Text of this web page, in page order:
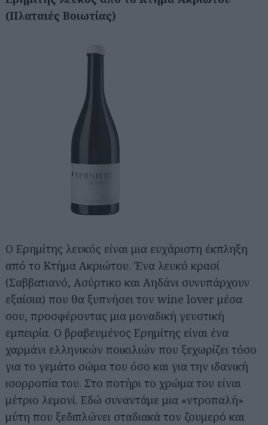
(Πλαταιές Βοιωτίας)
Ο Ερημίτης λευκός είναι μια ευχάριστη έκπληξη
από το Κτήμα Ακριώτου. Ένα λευκό κρασί
(Σαββατιανό, Ασύρτικο και Αηδάνι συνυπάρχουν
εξαίσια) που θα ξυπνήσει τον wine lover μέσα
σου, προσφέροντας μια μοναδική γευστική
εμπειρία. Ο βραβευμένος Ερημίτης είναι ένα
χαρμάνι ελληνικών ποικιλιών που ξεχωρίζει τόσο
για το γεμάτο σώμα του όσο και για την ιδανική
ισορροπία του. Στο ποτήρι το χρώμα του είναι
μέτριο λεμονί. Εδώ συναντάμε μια «ντροπαλή»
μύτη που ξεδιπλώνει σταδιακά τον ζουμερό και
Αναζήτηση
για...